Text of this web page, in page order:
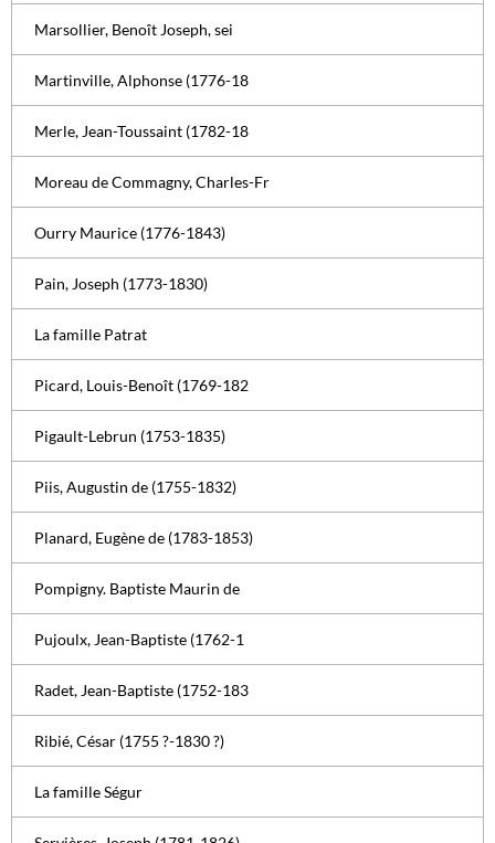
Marsollier, Benoît Joseph, sei
Martinville, Alphonse (1776-18
Merle, Jean-Toussaint (1782-18
Moreau de Commagny, Charles-Fr
Ourry Maurice (1776-1843)
Pain, Joseph (1773-1830)
La famille Patrat
Picard, Louis-Benoît (1769-182
Pigault-Lebrun (1753-1835)
Piis, Augustin de (1755-1832)
Planard, Eugène de (1783-1853)
Pompigny. Baptiste Maurin de
Pujoulx, Jean-Baptiste (1762-1
Radet, Jean-Baptiste (1752-183
Ribié, César (1755 ?-1830 ?)
La famille Ségur